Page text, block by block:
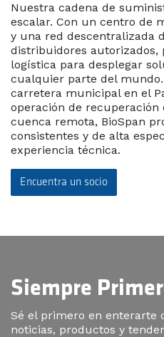
Nuestra cadena de
escalar. Con un centro de
y una red descentralizada
distribuidores autorizados,
logística para desplegar
cualquier parte del mundo.
carretera municipal en el
operación de recuperación
cuenca remota, BioSpan
consistentes y de alta
experiencia técnica.
Encuentra un socio
Siempre
Sé el primero en enterarte
noticias, productos y